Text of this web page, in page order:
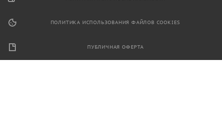
ПОЛИТИКА ИСПОЛЬЗОВАНИЯ ФАЙЛОВ COOKIES
ПУБЛИЧНАЯ ОФЕРТА